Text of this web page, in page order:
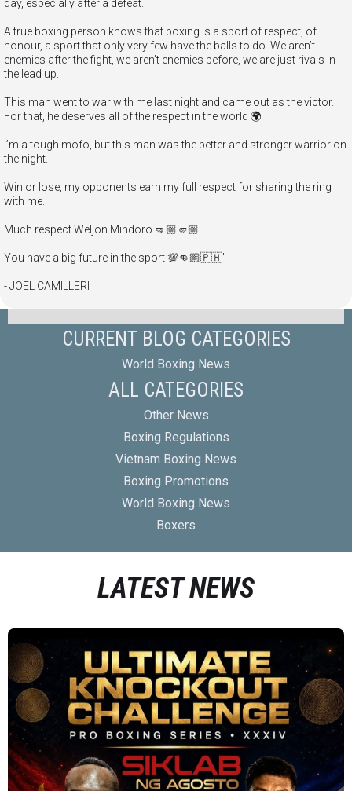
day, especially after a defeat.
A true boxing person knows that boxing is a sport of respect, of
honour, a sport that only very few have the balls to do. We aren’t
enemies after the fight, we aren’t enemies before, we are just rivals in
the lead up.
This man went to war with me last night and came out as the victor.
For that, he deserves all of the respect in the world 🌍
I’m a tough mofo, but this man was the better and stronger warrior on
the night.
Win or lose, my opponents earn my full respect for sharing the ring
with me.
Much respect Weljon Mindoro 🤜🏼🤛🏼
You have a big future in the sport 💯👊🏼🇵🇭"
- JOEL CAMILLERI
CURRENT BLOG CATEGORIES
World Boxing News
ALL CATEGORIES
Other News
Boxing Regulations
Vietnam Boxing News
Boxing Promotions
World Boxing News
Boxers
LATEST NEWS